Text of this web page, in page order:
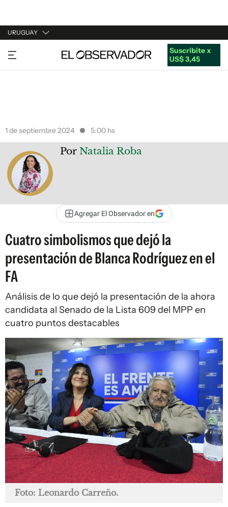
URUGUAY
URUGUAY
ARGENTINA
Suscribite x
US$ 3,45
1 de septiembre 2024 5:00 hs
Por Natalia Roba
Agregar El Observador en
Cuatro simbolismos que dejó la
presentación de Blanca Rodríguez en el
FA
Análisis de lo que dejó la presentación de la ahora
candidata al Senado de la Lista 609 del MPP en
cuatro puntos destacables
Foto: Leonardo Carreño.